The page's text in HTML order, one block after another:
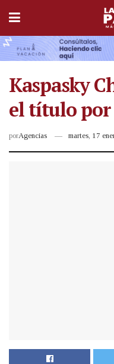
Kaspasky
el título por
porAgencias martes, 17